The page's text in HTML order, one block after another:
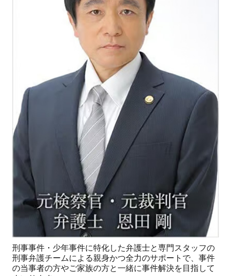
刑事事件・少年事件に特化した弁護士と専門スタッフの
刑事弁護チームによる親身かつ全力のサポートで、事件
の当事者の方やご家族の方と一緒に事件解決を目指して